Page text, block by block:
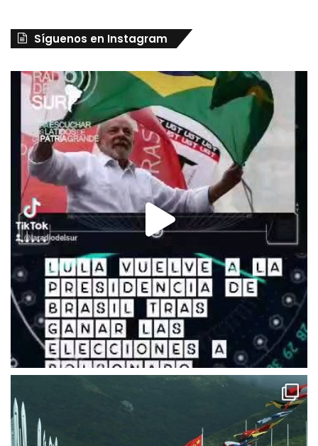
Síguenos en Instagram